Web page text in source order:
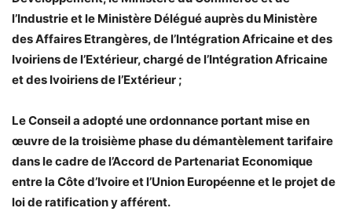
l’Industrie et le Ministère Délégué auprès du Ministère
des Affaires Etrangères, de l’Intégration Africaine et des
Ivoiriens de l’Extérieur, chargé de l’Intégration Africaine
et des Ivoiriens de l’Extérieur ;
Le Conseil a adopté une ordonnance portant mise en
œuvre de la troisième phase du démantèlement tarifaire
dans le cadre de l’Accord de Partenariat Economique
entre la Côte d’Ivoire et l’Union Européenne et le projet de
loi de ratification y afférent.